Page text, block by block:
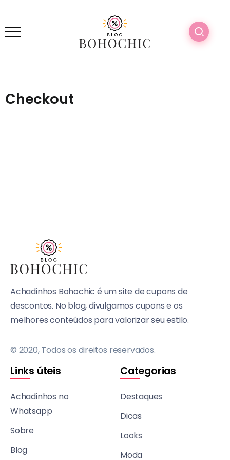
Checkout
Achadinhos Bohochic é um site de cupons de
descontos. No blog, divulgamos cupons e os
melhores conteúdos para valorizar seu estilo.
© 2020, Todos os direitos reservados.
Links úteis
Achadinhos no
Whatsapp
Sobre
Blog
Categorias
Destaques
Dicas
Looks
Moda